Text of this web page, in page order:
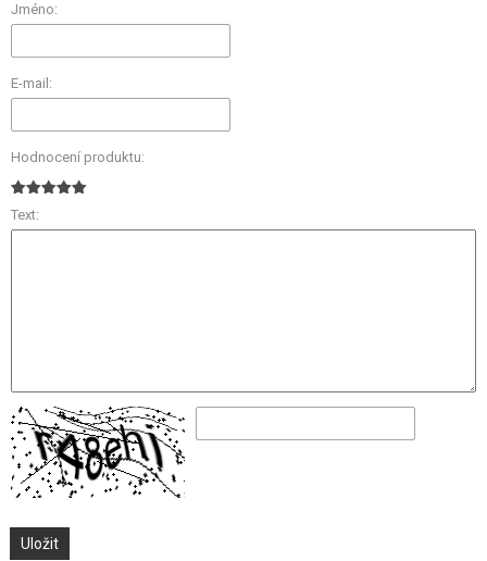
Jméno:
E-mail:
Hodnocení produktu:
Text: